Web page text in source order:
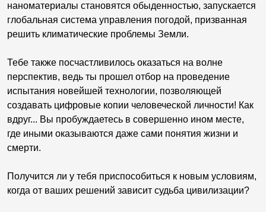
наноматериалы становятся обыденностью, запускается
глобальная система управления погодой, призванная
решить климатические проблемы Земли.
Тебе также посчастливилось оказаться на волне
перспектив, ведь ты прошел отбор на проведение
испытания новейшей технологии, позволяющей
создавать цифровые копии человеческой личности! Как
вдруг... Вы пробуждаетесь в совершенно ином месте,
где иными оказываются даже сами понятия жизни и
смерти.
Получится ли у тебя приспособиться к новым условиям,
когда от ваших решений зависит судьба цивилизации?